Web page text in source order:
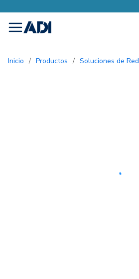
menu
Inicio / Productos / Soluciones de Red